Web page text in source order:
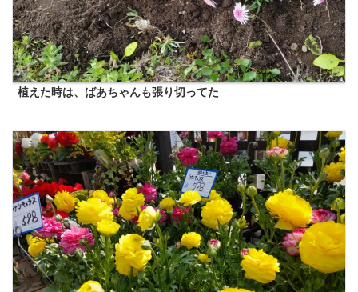
植えた時は、ばあちゃんも張り切ってた